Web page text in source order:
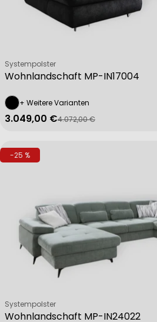
Wohnlandschaft MP-IN17004
Verkäufer:
Systempolster
+ Weitere Varianten
Verkaufspreis
3.049,00 €
Regulärer Preis4.072,00 €
-25 %
Wohnlandschaft MP-IN24022
Verkäufer:
Systempolster